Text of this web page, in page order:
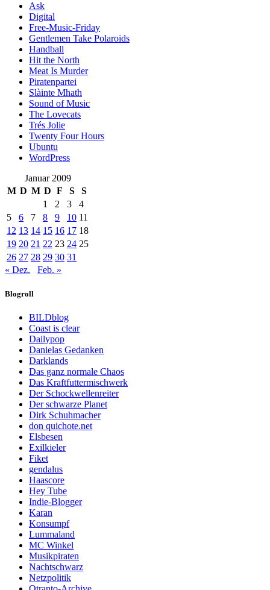
Ask
Digital
Free-Music-Friday
Gentlemen Take Polaroids
Handball
Hit the North
Meat Is Murder
Piratenpartei
Slàinte Mhath
Sound of Music
The Lovecats
Trés Jolie
Twenty Four Hours
Ubuntu
WordPress
Januar 2009
M D M D F S
S
1
2 3
4
5
6 7 8 9 10 11
12 13 14 15 16 17 18
19 20 21 22 23 24 25
26 27 28 29 30 31
« Dez.
Feb. »
Blogroll
BILDblog
Coast is clear
Dailypop
Danielas Gedanken
Darklands
Das ganz normale Chaos
Das Kraftfuttermischwerk
Der Schockwellenreiter
Der schwarze Planet
Dirk Schuhmacher
don quichote.net
Elsbesen
Exilkieler
Fiket
gendalus
Haascore
Hey Tube
Indie-Blogger
Karan
Konsumpf
Lummaland
MC Winkel
Musikpiraten
Nachtschwarz
Netzpolitik